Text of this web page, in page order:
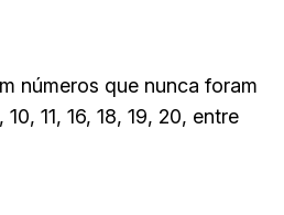
números que nunca foram
11, 16, 18, 19, 20, entre